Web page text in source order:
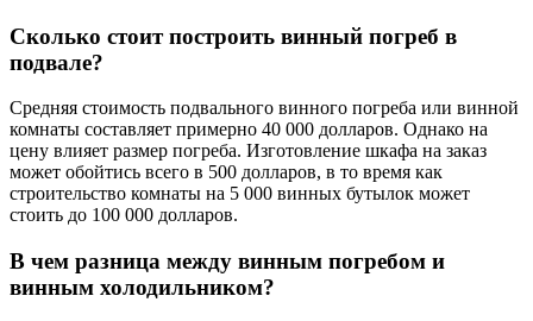
Сколько стоит построить винный погреб в
подвале?
Средняя стоимость подвального винного погреба или винной
комнаты составляет примерно 40 000 долларов. Однако на
цену влияет размер погреба. Изготовление шкафа на заказ
может обойтись всего в 500 долларов, в то время как
строительство комнаты на 5 000 винных бутылок может
стоить до 100 000 долларов.
В чем разница между винным погребом и
винным холодильником?